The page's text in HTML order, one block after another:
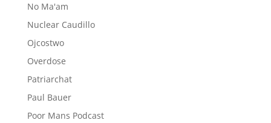
No Ma'am
Nuclear Caudillo
Ojcostwo
Overdose
Patriarchat
Paul Bauer
Poor Mans Podcast